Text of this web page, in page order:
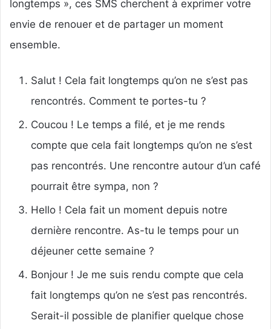
longtemps », ces SMS cherchent à exprimer votre
envie de renouer et de partager un moment
ensemble.
Salut ! Cela fait longtemps qu’on ne s’est pas
rencontrés. Comment te portes-tu ?
Coucou ! Le temps a filé, et je me rends
compte que cela fait longtemps qu’on ne s’est
pas rencontrés. Une rencontre autour d’un café
pourrait être sympa, non ?
Hello ! Cela fait un moment depuis notre
dernière rencontre. As-tu le temps pour un
déjeuner cette semaine ?
Bonjour ! Je me suis rendu compte que cela
fait longtemps qu’on ne s’est pas rencontrés.
Serait-il possible de planifier quelque chose